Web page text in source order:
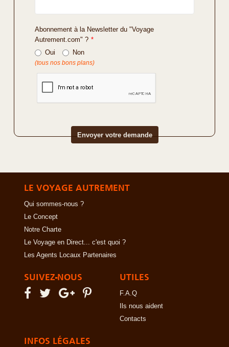
Abonnement à la Newsletter du "Voyage
Autrement.com" ? *
Oui
Non
(tous nos bons plans)
LE VOYAGE AUTREMENT
Qui sommes-nous ?
Le Concept
Notre Charte
Le Voyage en Direct... c'est quoi ?
Les Agents Locaux Partenaires
SUIVEZ-NOUS UTILES
F.A.Q
Ils nous aident
Contacts
INFOS LÉGALES